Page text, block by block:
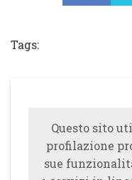
Tags:
Questo sito
profilazione
sue